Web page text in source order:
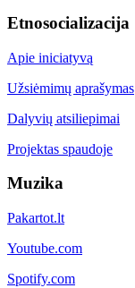
Etnosocializacija
Apie iniciatyvą
Užsiėmimų aprašymas
Dalyvių atsiliepimai
Projektas spaudoje
Muzika
Pakartot.lt
Youtube.com
Spotify.com